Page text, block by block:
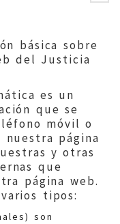
básica sobre
del Justicia
es un
que se
móvil o
página
y otras
que
página web.
tipos:
son